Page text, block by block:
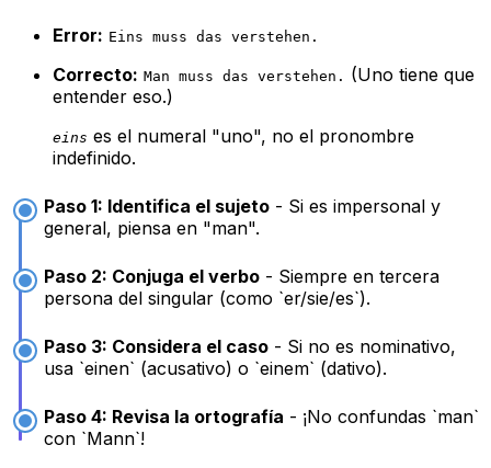
Error: Eins muss das verstehen.
Correcto: Man muss das verstehen. (Uno tiene que
entender eso.)
eins es el numeral "uno", no el pronombre
indefinido.
Paso 1: Identifica el sujeto - Si es impersonal y
general, piensa en "man".
Paso 2: Conjuga el verbo - Siempre en tercera
persona del singular (como `er/sie/es`).
Paso 3: Considera el caso - Si no es nominativo,
usa `einen` (acusativo) o `einem` (dativo).
Paso 4: Revisa la ortografía - ¡No confundas `man`
con `Mann`!